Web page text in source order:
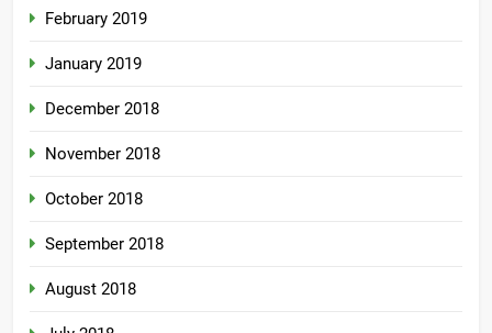
February 2019
January 2019
December 2018
November 2018
October 2018
September 2018
August 2018